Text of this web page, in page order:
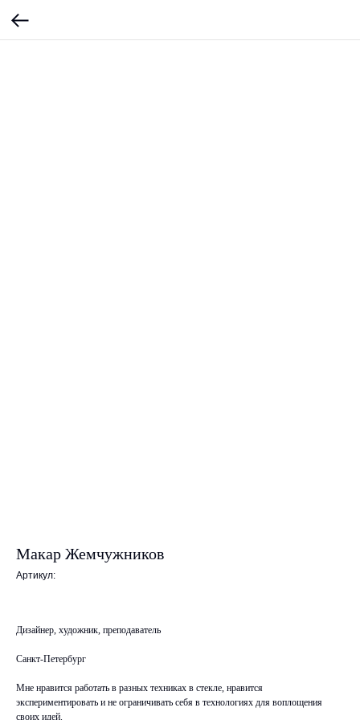
Макар Жемчужников
Артикул:
Дизайнер, художник, преподаватель
Санкт-Петербург
Мне нравится работать в разных техниках в стекле, нравится
экспериментировать и не ограничивать себя в технологиях для воплощения
своих идей.